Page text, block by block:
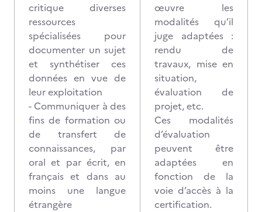
critique diverses
ressources
spécialisées pour
documenter un sujet
et synthétiser ces
données en vue de
leur exploitation
- Communiquer à des
fins de formation ou
de transfert de
connaissances, par
oral et par écrit, en
français et dans au
moins une langue
étrangère
œuvre les
modalités qu’il
juge adaptées :
rendu de
travaux, mise en
situation,
évaluation de
projet, etc.
Ces modalités
d’évaluation
peuvent être
adaptées en
fonction de la
voie d’accès à la
certification.